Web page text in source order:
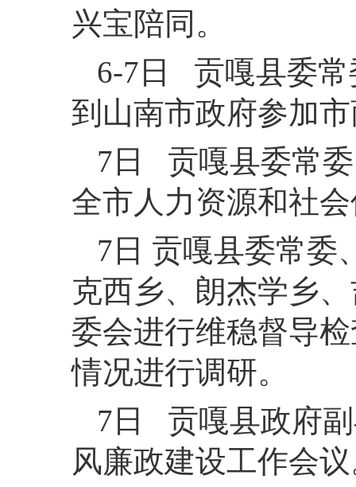
兴宝陪同。
6-7日 贡嘎县委常
到山南市政府参加
7日 贡嘎县委常委
全市人力资源和社
7日 贡嘎县委常委
克西乡、朗杰学乡
委会进行维稳督导
情况进行调研。
7日 贡嘎县政府
风廉政建设工作会